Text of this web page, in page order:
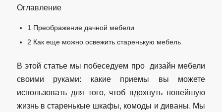
Оглавление
1 Преображение дачной мебели
2 Как еще можно освежить старенькую мебель
В этой статье мы побеседуем про дизайн мебели
своими руками: какие приемы вы можете
использовать для того, чтоб вдохнуть новейшую
жизнь в старенькые шкафы, комоды и диваны. Мы